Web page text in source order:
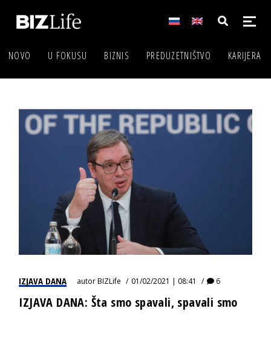
NOVO U FOKUSU BIZNIS PREDUZETNIŠTVO KARIJERA
IZJAVA DANA autorBIZLife 01/02/2021 | 08:41 6
IZJAVA DANA: Šta smo spavali, spavali smo